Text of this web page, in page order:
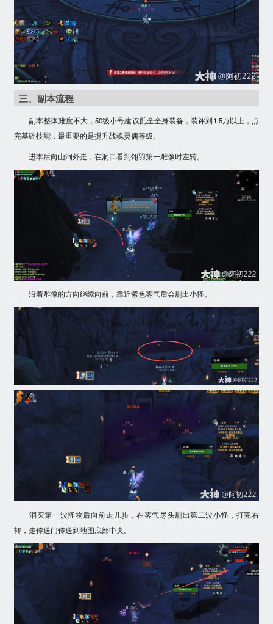
三、副本流程
副本整体难度不大，50级小号建议配全全身装备，装评到1.5万以上，点
完基础技能，最重要的是提升战魂灵偶等级。
进本后向山洞外走，在洞口看到翎羽第一雕像时左转。
沿着雕像的方向继续向前，靠近紫色雾气后会刷出小怪。
消灭第一波怪物后向前走几步，在雾气尽头刷出第二波小怪，打完右
转，走传送门传送到地图底部中央。